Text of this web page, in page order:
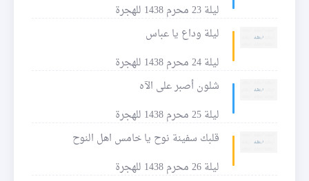
ليلة 23 محرم 1438 للهجرة
ليلة وداع يا عباس
ليلة 24 محرم 1438 للهجرة
شلون أصبر على الآه
ليلة 25 محرم 1438 للهجرة
قلبك سفينة نوح يا خامس اهل النوح
ليلة 26 محرم 1438 للهجرة